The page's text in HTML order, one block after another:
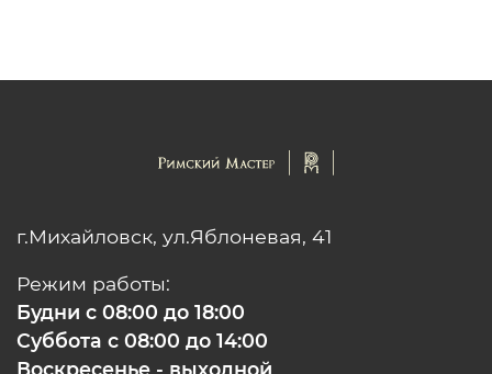
г.Михайловск, ул.Яблоневая, 41
Режим работы:
Будни с 08:00 до 18:00
Суббота с 08:00 до 14:00
Воскресенье - выходной